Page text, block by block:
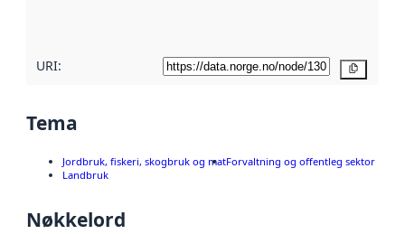
URI:
Tema
Jordbruk, fiskeri, skogbruk og matForvaltning og offentleg sektor
Landbruk
Nøkkelord